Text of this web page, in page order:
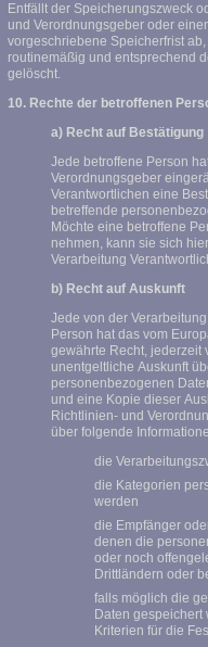
Entfällt der Speicherungszweck
und Verordnungsgeber oder
vorgeschriebene Speicherfrist
routinemäßig und entsprechend
gelöscht.
10. Rechte der betroffenen
a) Recht auf Bestätigung
Jede betroffene Person
Verordnungsgeber
Verantwortlichen eine
betreffende
Möchte eine betroffene
nehmen, kann sie sich
Verarbeitung
b) Recht auf Auskunft
Jede von der
Person hat das vom
gewährte Recht, jederzeit
unentgeltliche Auskunft
personenbezogenen
und eine Kopie dieser
Richtlinien- und
über folgende
die
die Kategorien
werden
die Empfänger
denen die
oder noch
Drittländern oder
falls möglich die
Daten gespeichert
Kriterien für die